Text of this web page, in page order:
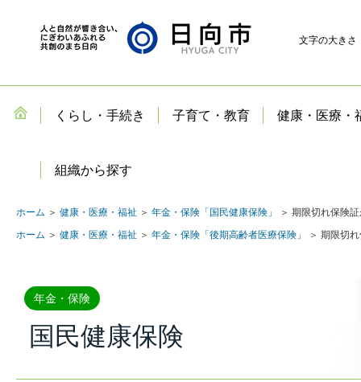
文字の大きさ
くらし・手続き 子育て・教育 健康・医療・
組織から探す
ホーム ＞ 健康・医療・福祉 ＞ 年金・保険「国民健康保険」
＞ 期限切れ保険
ホーム ＞ 健康・医療・福祉 ＞ 年金・保険「後期高齢者医療保険」 ＞ 期限切
年金・保険
国民健康保険